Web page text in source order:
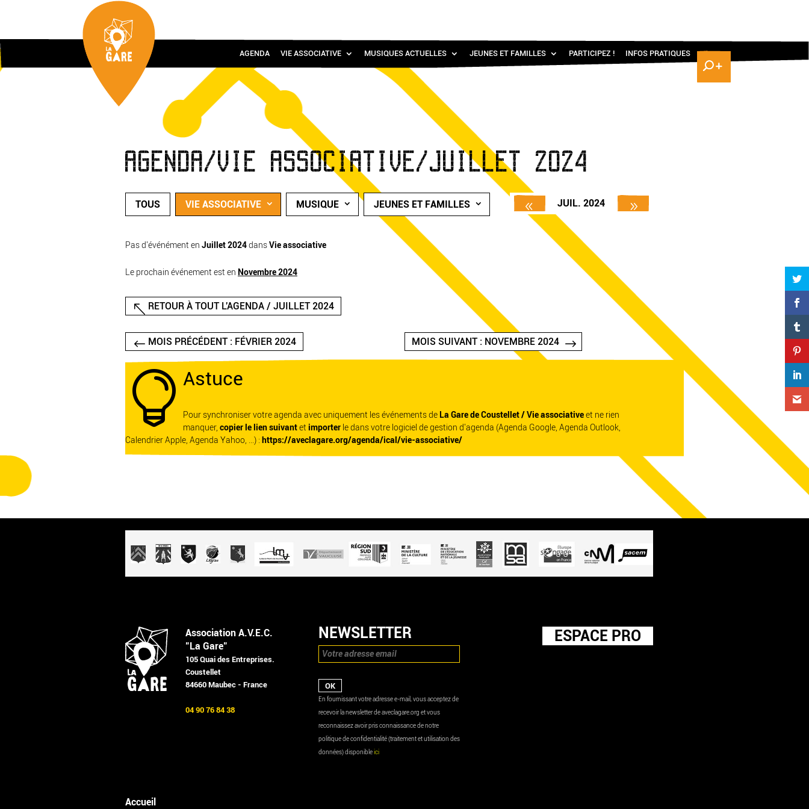
AGENDA VIE ASSOCIATIVE MUSIQUES ACTUELLES JEUNES ET FAMILLES PARTICIPEZ ! INFOS PRATIQUES
AGENDA/VIE ASSOCIATIVE/JUILLET 2024
JUIL. 2024
TOUS VIE ASSOCIATIVE MUSIQUE JEUNES ET FAMILLES
Pas d'événément en Juillet 2024dansVie associative
Le prochain événement est en Novembre 2024
RETOUR À TOUT L'AGENDA / JUILLET 2024
MOIS PRÉCÉDENT : FÉVRIER 2024 MOIS SUIVANT : NOVEMBRE 2024
 Astuce
Pour synchroniser votre agenda avec uniquement les événements de La Gare de Coustellet / Vie associativeet ne rien
manquer, copier le lien suivantet importer le dans votre logiciel de gestion d'agenda (Agenda Google, Agenda Outlook,
Calendrier Apple, Agenda Yahoo, ...) : https://aveclagare.org/agenda/ical/vie-associative/
Association A.V.E.C.
"La Gare"
105 Quai des Entreprises.
Coustellet
84660 Maubec - France
04 90 76 84 38
NEWSLETTER
En fournissant votre adresse e-mail, vous acceptez de
recevoir la newsletter de aveclagare.org et vous
reconnaissez avoir pris connaissance de notre
politique de confidentialité (traitement et utilisation des
données) disponibleici
ESPACE PRO
Accueil